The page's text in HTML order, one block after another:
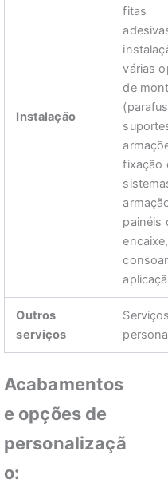
Instalação
fitas
várias
de
fixação
painéis
encaixe,
Outros
serviços
Acabamentos
e opções de
personalizaçã
o: